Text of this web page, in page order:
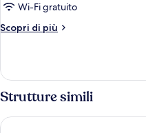
Wi-Fi gratuito
Scopri di più
Altri
Apartment,
Multiple
Beds
(with
Sofabed)
Strutture simili
Jufa Hotel Schwarzwald